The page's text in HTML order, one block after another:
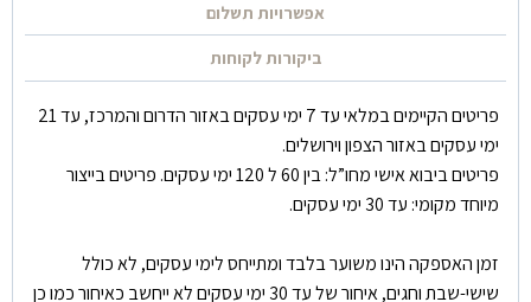
אפשרויות תשלום
ביקורות לקוחות
פריטים הקיימים במלאי עד 7 ימי עסקים באזור הדרום והמרכז, עד 21
ימי עסקים באזור הצפון וירושלים.
פריטים ביבוא אישי מחו”ל: בין 60 ל 120 ימי עסקים. פריטים בייצור
מיוחד מקומי: עד 30 ימי עסקים.
זמן האספקה הינו משוער בלבד ומתייחס לימי עסקים, לא כולל
שישי-שבת וחגים, איחור של עד 30 ימי עסקים לא ייחשב כאיחור כמו כן